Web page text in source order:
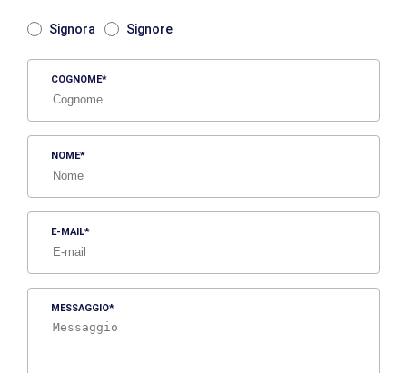
Signora Signore
COGNOME
NOME
E-MAIL
MESSAGGIO